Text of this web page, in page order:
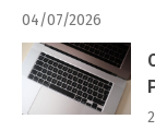
04/07/2026